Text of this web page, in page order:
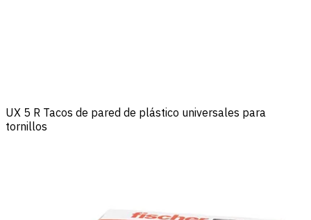
UX 5 R Tacos de pared de plástico universales para
tornillos